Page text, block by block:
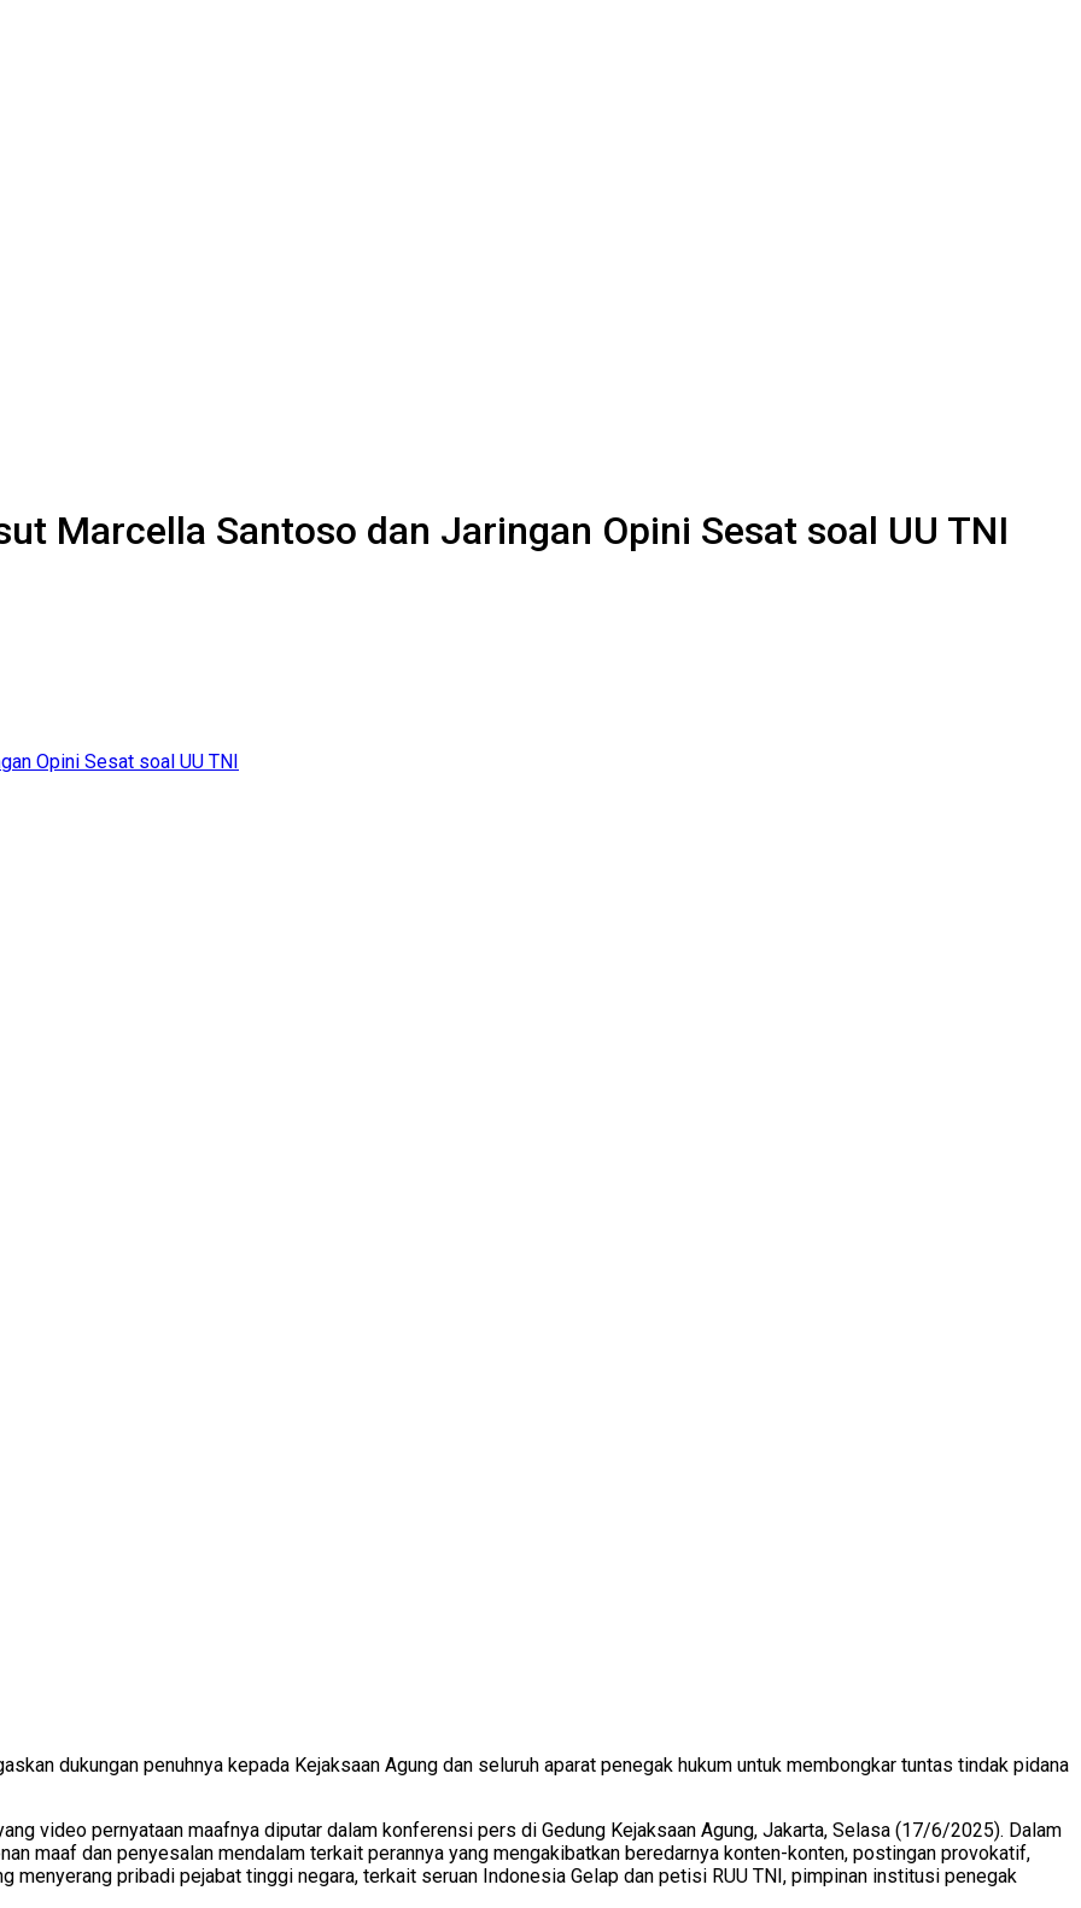
Marcella Santoso dan Jaringan Opini Sesat soal UU TNI
dukungan penuhnya kepada Kejaksaan Agung dan seluruh aparat penegak hukum untuk membongkar tuntas tindak pidana
video pernyataan maafnya diputar dalam konferensi pers di Gedung Kejaksaan Agung, Jakarta, Selasa (17/6/2025). Dalam
maaf dan penyesalan mendalam terkait perannya yang mengakibatkan beredarnya konten-konten, postingan provokatif,
menyerang pribadi pejabat tinggi negara, terkait seruan Indonesia Gelap dan petisi RUU TNI, pimpinan institusi penegak